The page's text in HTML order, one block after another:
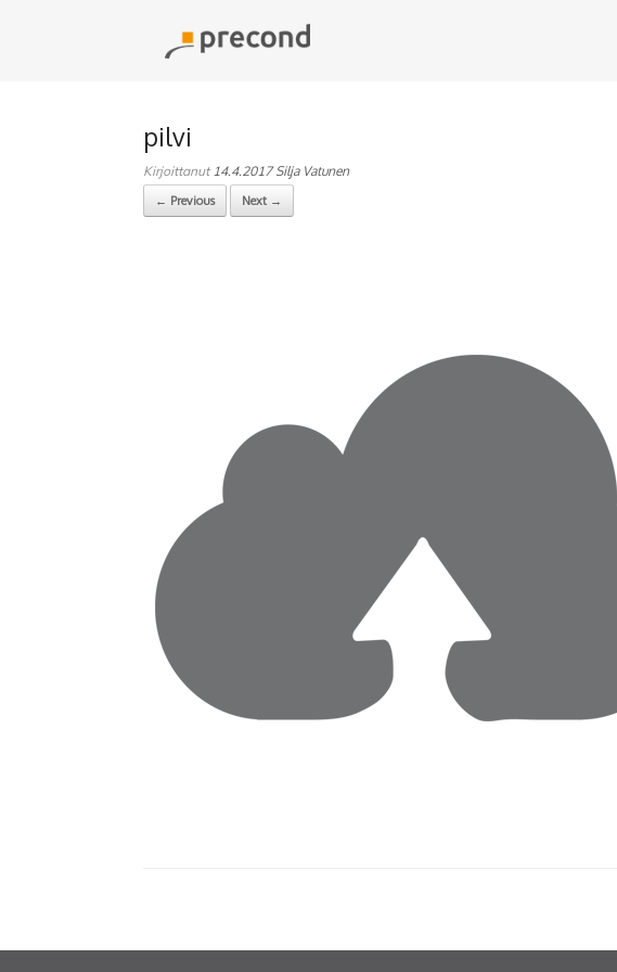
pilvi
Kirjoittanut14.4.2017 Silja Vatunen
← Previous Next →